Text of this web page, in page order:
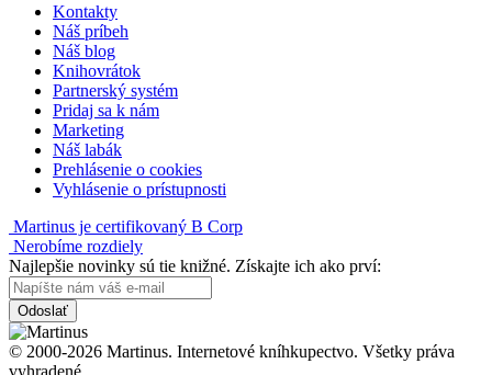
Kontakty
Náš príbeh
Náš blog
Knihovrátok
Partnerský systém
Pridaj sa k nám
Marketing
Náš labák
Prehlásenie o cookies
Vyhlásenie o prístupnosti
Martinus je certifikovaný B Corp
Nerobíme rozdiely
Najlepšie novinky sú tie knižné. Získajte ich ako prví:
Odoslať
© 2000-2026 Martinus. Internetové kníhkupectvo. Všetky práva
vyhradené.